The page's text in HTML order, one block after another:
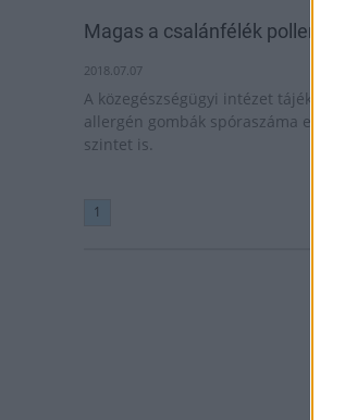
Magas a csalánfélék
2018.07.07
A közegészségügyi intézet
allergén gombák spóraszáma
szintet is.
1